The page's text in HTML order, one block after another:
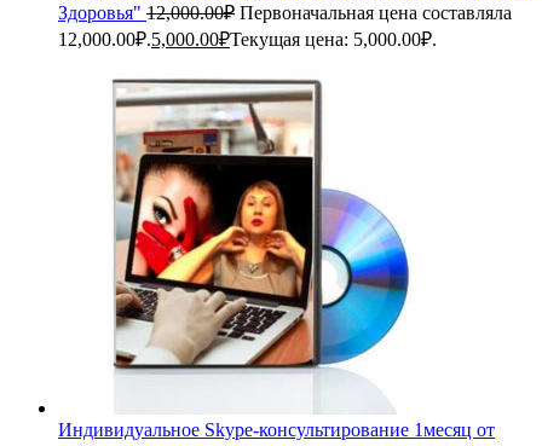
Здоровья" 12,000.00₽ Первоначальная цена составляла
12,000.00₽.5,000.00₽Текущая цена: 5,000.00₽.
Индивидуальное Skype-консультирование 1месяц от